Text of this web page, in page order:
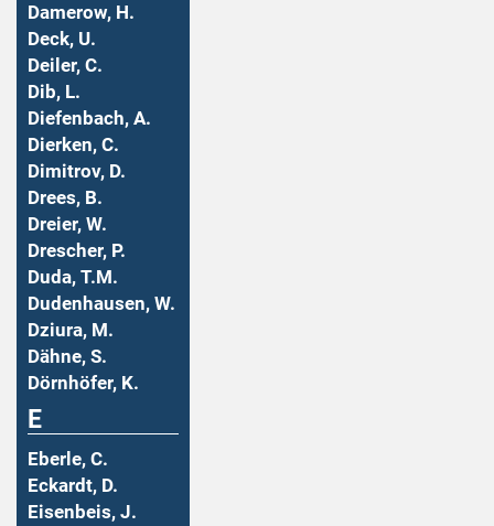
Damerow, H.
Deck, U.
Deiler, C.
Dib, L.
Diefenbach, A.
Dierken, C.
Dimitrov, D.
Drees, B.
Dreier, W.
Drescher, P.
Duda, T.M.
Dudenhausen, W.
Dziura, M.
Dähne, S.
Dörnhöfer, K.
E
Eberle, C.
Eckardt, D.
Eisenbeis, J.